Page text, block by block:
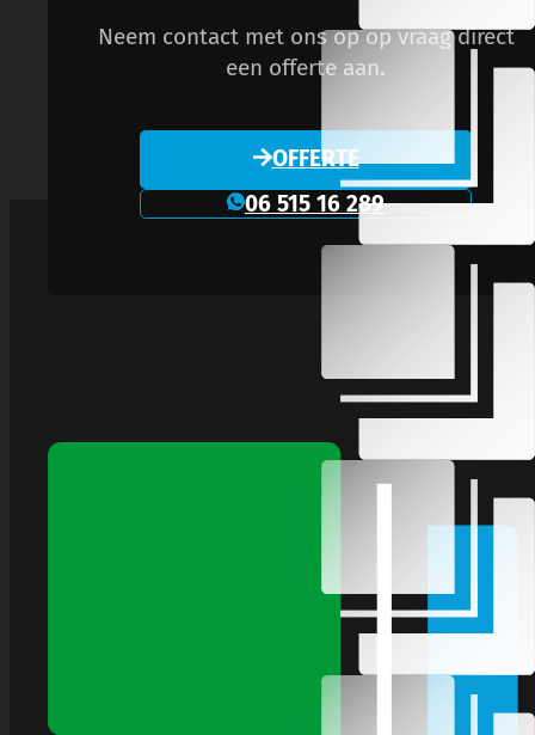
Neem contact met ons op op vraag direct
een offerte aan.
OFFERTE
06 515 16 289